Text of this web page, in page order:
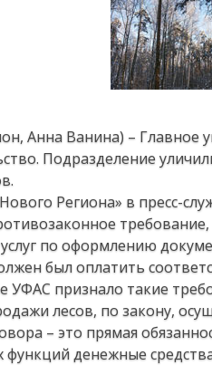
Анна Ванина) – Главное
Подразделение
Региона» в пресс-
по оформлению
был оплатить
УФАС признало такие
лесов, по закону,
– это прямая
функций денежные